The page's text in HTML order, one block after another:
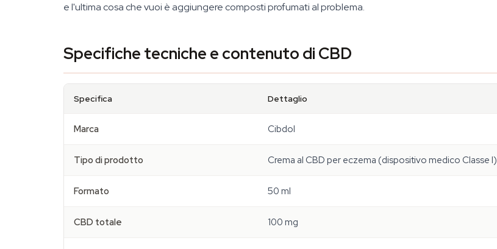
e l'ultima cosa che vuoi è aggiungere composti profumati al problema.
Specifiche tecniche e contenuto di CBD
Specifica Dettaglio
Marca Cibdol
Tipo di prodotto Crema al CBD per eczema (dispositivo medico Classe I)
Formato 50 ml
CBD totale 100 mg